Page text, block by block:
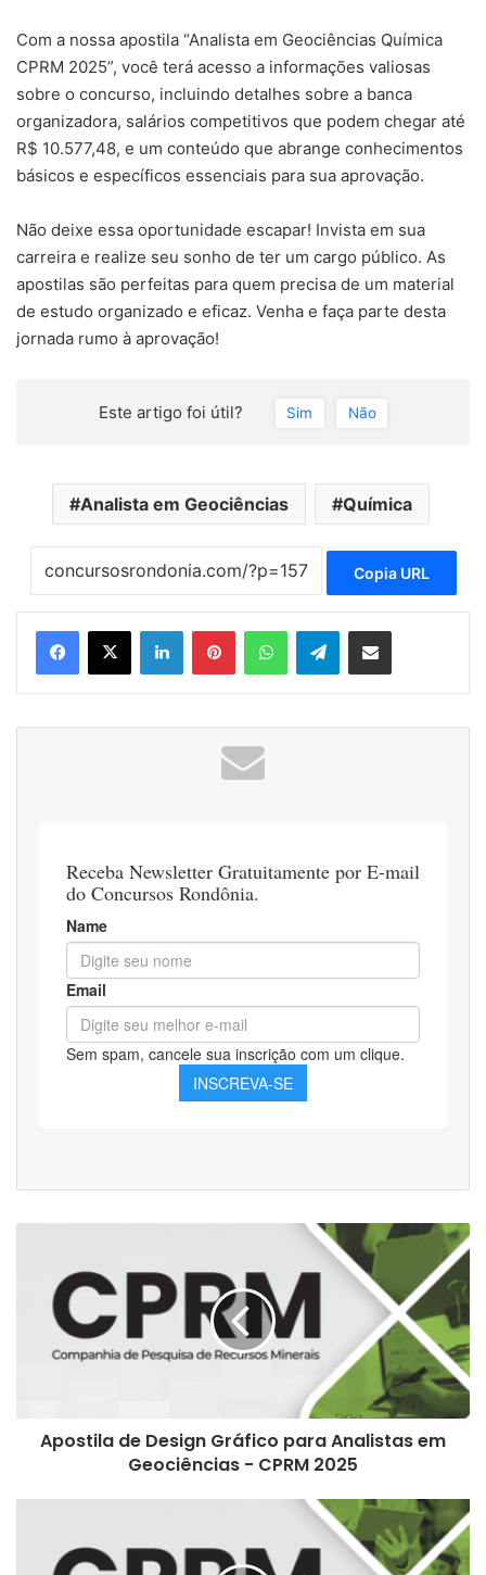
Com a nossa apostila “Analista em Geociências Química
CPRM 2025”, você terá acesso a informações valiosas
sobre o concurso, incluindo detalhes sobre a banca
organizadora, salários competitivos que podem chegar até
R$ 10.577,48, e um conteúdo que abrange conhecimentos
básicos e específicos essenciais para sua aprovação.
Não deixe essa oportunidade escapar! Invista em sua
carreira e realize seu sonho de ter um cargo público. As
apostilas são perfeitas para quem precisa de um material
de estudo organizado e eficaz. Venha e faça parte desta
jornada rumo à aprovação!
Este artigo foi útil? Sim Não
Analista em Geociências Química
Copia URL
LinkedinPinterestWhatsAppTelegramCompartilhar via e-mail
Design
Gráfico
Analistas
CPRMApostila de Design Gráfico para Analistas em
Geociências - CPRM 2025
Analista